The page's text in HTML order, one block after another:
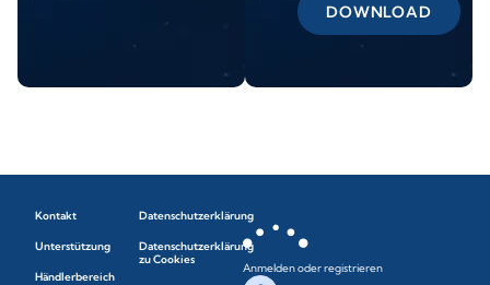
DOWNLOAD
Kontakt
Unterstützung
Händlerbereich
Datenschutzerklärung
Datenschutzerklärung
zu Cookies
Anmelden oder registrieren